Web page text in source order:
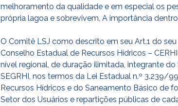
melhoramento da qualidade e em especial os
própria lagoa e sobrevivem. A importância
O Comitê LSJ como descrito em seu Art.1 do
Conselho Estadual de Recursos Hídricos –
nível regional, de duração ilimitada, integrante
SEGRHI, nos termos da Lei Estadual n.º 3.239/
Recursos Hídricos e do Saneamento Básico de
Setor dos Usuários e repartições públicas de